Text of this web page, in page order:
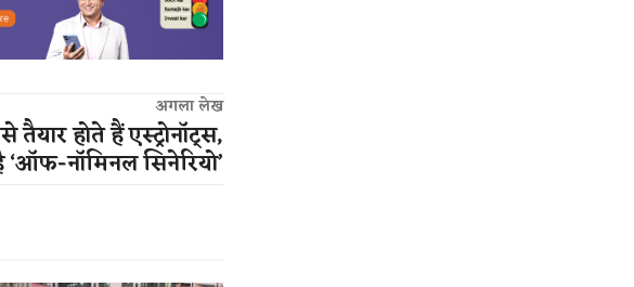
अगला लेख
होते हैं एस्ट्रोनॉट्स,
‘ऑफ-नॉमिनल सिनेरियो’